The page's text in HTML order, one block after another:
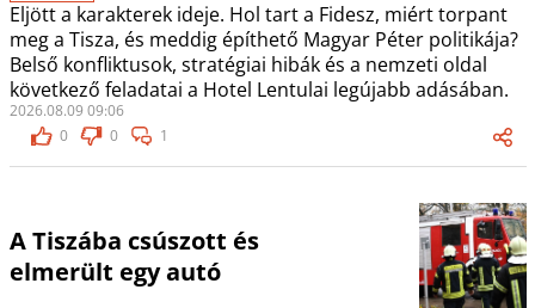
Eljött a karakterek ideje. Hol tart a Fidesz, miért torpant
meg a Tisza, és meddig építhető Magyar Péter politikája?
Belső konfliktusok, stratégiai hibák és a nemzeti oldal
következő feladatai a Hotel Lentulai legújabb adásában.
2026.08.09 09:06
0
0 1
A Tiszába csúszott és
elmerült egy autó